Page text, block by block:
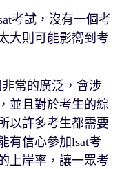
考試，沒有一個考
大則可能影嚮到考
常的廣泛，會涉
並且對於考生的綜
以許多考生都需要
有信心參加lsat考
上岸率，讓一眾考